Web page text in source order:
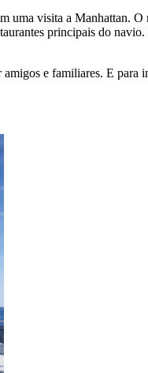
visita a Manhattan.
principais do
e familiares. E para